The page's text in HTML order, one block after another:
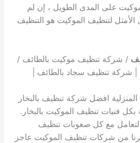
على المدى الطويل ، إن لم
لتنظيف الموكيت هو التنظيف
/ شركة تنظيف موكيت بالطائف /
تنظيف سجاد بالطائف |
افضل شركة تنظيف بالبخار
فنيات تنظيف الموكيت بالبخار.
مع كل صعوبات تنظيف
من شركات تنظيف الموكيت عاجز